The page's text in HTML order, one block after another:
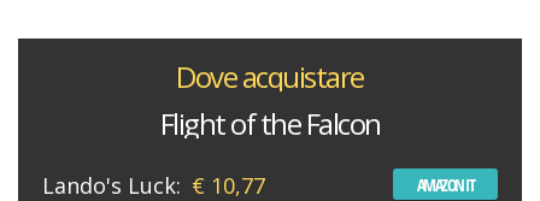
Dove acquistare
Flight of the Falcon
Lando's Luck: € 10,77 AMAZON IT